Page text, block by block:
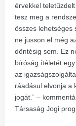
érvekkel
tesz meg a
összes lehetséges
ne jusson el még
döntésig sem. Ez
bíróság ítéletét
az
ráadásul elvonja a
jogát.” –
Társaság Jogi